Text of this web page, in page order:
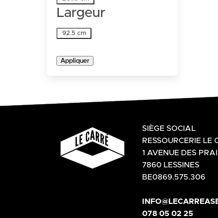
Largeur
Largeur
92.5 cm
Appliquer
SIÈGE SOCIAL
RESSOURCERIE LE
1 AVENUE DES
7860 LESSINES
BE0869.575.306
078 05 02 25